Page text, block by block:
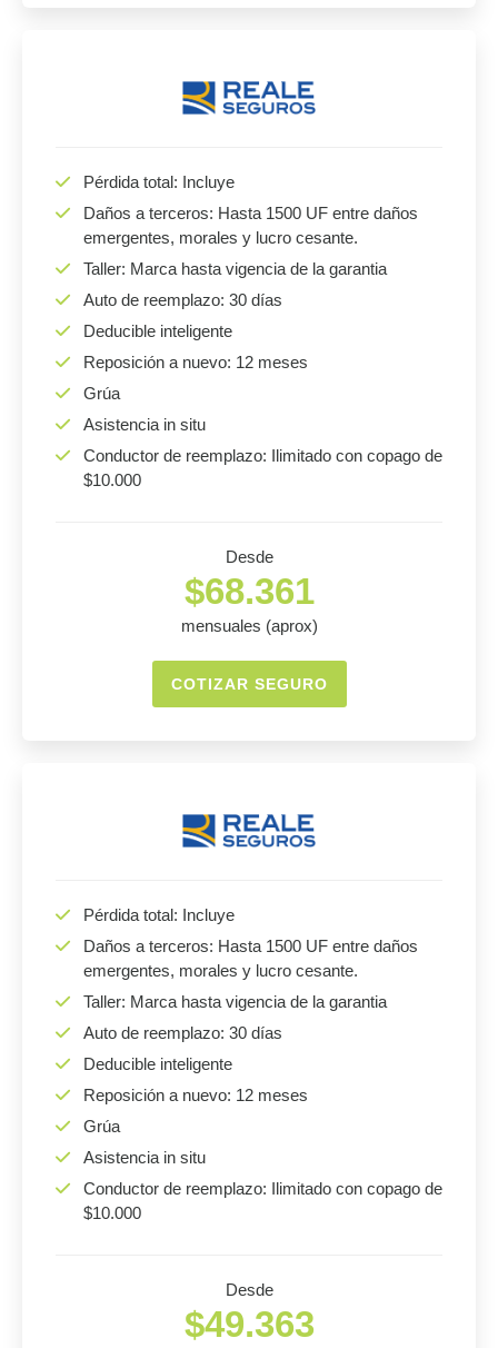
Pérdida total: Incluye
Daños a terceros: Hasta 1500 UF entre daños
emergentes, morales y lucro cesante.
Taller: Marca hasta vigencia de la garantia
Auto de reemplazo: 30 días
Deducible inteligente
Reposición a nuevo: 12 meses
Grúa
Asistencia in situ
Conductor de reemplazo: Ilimitado con copago de
$10.000
Desde
$68.361
mensuales (aprox)
COTIZAR SEGURO
Pérdida total: Incluye
Daños a terceros: Hasta 1500 UF entre daños
emergentes, morales y lucro cesante.
Taller: Marca hasta vigencia de la garantia
Auto de reemplazo: 30 días
Deducible inteligente
Reposición a nuevo: 12 meses
Grúa
Asistencia in situ
Conductor de reemplazo: Ilimitado con copago de
$10.000
Desde
$49.363